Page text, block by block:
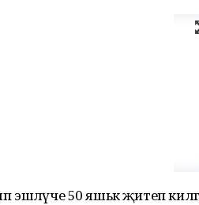
эшләүче 50 яшькә җитеп